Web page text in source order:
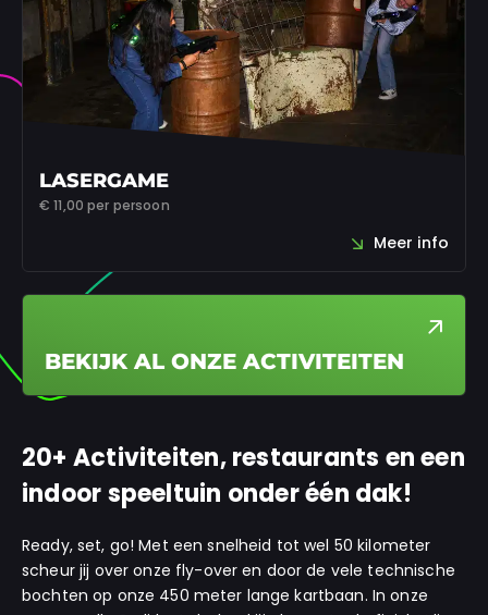
LASERGAME
€ 11,00per persoon
Meer info
BEKIJK AL ONZE ACTIVITEITEN
20+ Activiteiten, restaurants en een
indoor speeltuin onder één dak!
Ready, set, go! Met een snelheid tot wel 50 kilometer
scheur jij over onze fly-over en door de vele technische
bochten op onze 450 meter lange kartbaan. In onze